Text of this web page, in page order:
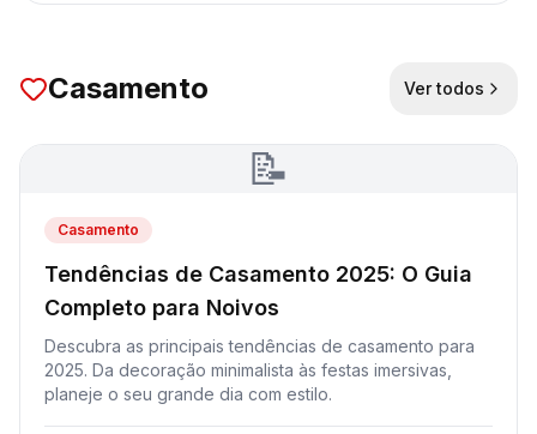
Casamento Ver todos
📝
Casamento
Tendências de Casamento 2025: O Guia
Completo para Noivos
Descubra as principais tendências de casamento para
2025. Da decoração minimalista às festas imersivas,
planeje o seu grande dia com estilo.